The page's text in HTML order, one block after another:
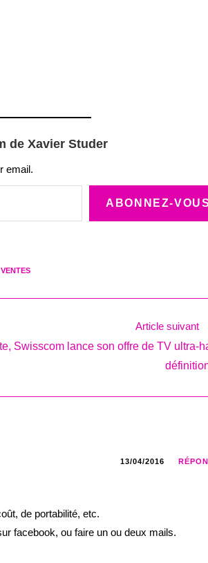
de Xavier Studer
email.
ABONNEZ-VOUS
VENTES
Article suivant
Swisscom lance son offre de TV ultra-
13/04/2016
de portabilité, etc.
facebook, ou faire un ou deux mails.